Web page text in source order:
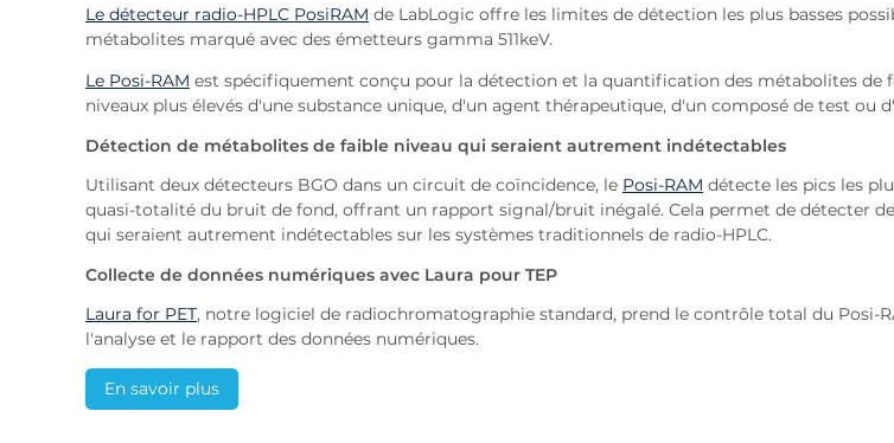
Le détecteur radio-HPLC PosiRAM de LabLogic offre les limites de détection les plus basses
métabolites marqué avec des émetteurs gamma 511keV.
Le Posi-RAM est spécifiquement conçu pour la détection et la quantification des métabolites de
niveaux plus élevés d'une substance unique, d'un agent thérapeutique, d'un composé de test ou
Détection de métabolites de faible niveau qui seraient autrement indétectables
Utilisant deux détecteurs BGO dans un circuit de coïncidence, le Posi-RAM détecte les pics les
quasi-totalité du bruit de fond, offrant un rapport signal/bruit inégalé. Cela permet de détecter
qui seraient autrement indétectables sur les systèmes traditionnels de radio-HPLC.
Collecte de données numériques avec Laura pour TEP
Laura for PET, notre logiciel de radiochromatographie standard, prend le contrôle total du Posi-
l'analyse et le rapport des données numériques.
En savoir plus